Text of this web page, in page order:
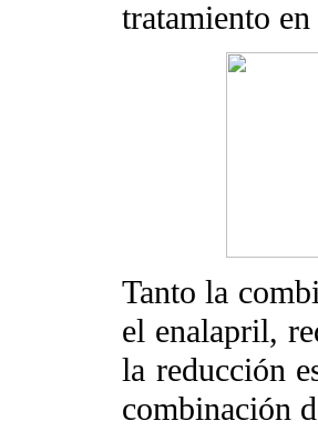
tratamiento
Tanto la
el enalapril,
la reducción
combinación